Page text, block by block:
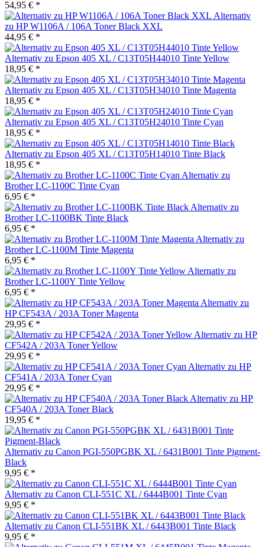
54,95 € *
Alternativ
zu HP W1106A / 106A Toner Black XXL
44,95 € *
Alternativ zu Epson 405 XL / C13T05H44010 Tinte Yellow
18,95 € *
Alternativ zu Epson 405 XL / C13T05H34010 Tinte Magenta
18,95 € *
Alternativ zu Epson 405 XL / C13T05H24010 Tinte Cyan
18,95 € *
Alternativ zu Epson 405 XL / C13T05H14010 Tinte Black
18,95 € *
Alternativ zu
Brother LC-1100C Tinte Cyan
6,95 € *
Alternativ zu
Brother LC-1100BK Tinte Black
6,95 € *
Alternativ zu
Brother LC-1100M Tinte Magenta
6,95 € *
Alternativ zu
Brother LC-1100Y Tinte Yellow
6,95 € *
Alternativ zu
HP CF543A / 203A Toner Magenta
29,95 € *
Alternativ zu HP
CF542A / 203A Toner Yellow
29,95 € *
Alternativ zu HP
CF541A / 203A Toner Cyan
29,95 € *
Alternativ zu HP
CF540A / 203A Toner Black
19,95 € *
Alternativ zu Canon PGI-550PGBK XL / 6431B001 Tinte Pigment-
Black
9,95 € *
Alternativ zu Canon CLI-551C XL / 6444B001 Tinte Cyan
9,95 € *
Alternativ zu Canon CLI-551BK XL / 6443B001 Tinte Black
9,95 € *